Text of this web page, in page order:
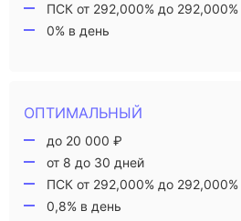
ПСК от 292,000% до
0% в день
ОПТИМАЛЬНЫЙ
до 20 000 ₽
от 8 до 30 дней
ПСК от 292,000% до
0,8% в день